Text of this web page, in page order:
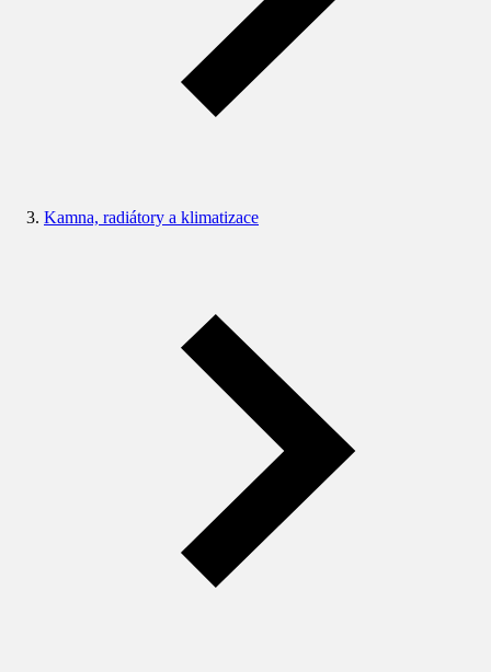
Kamna, radiátory a klimatizace